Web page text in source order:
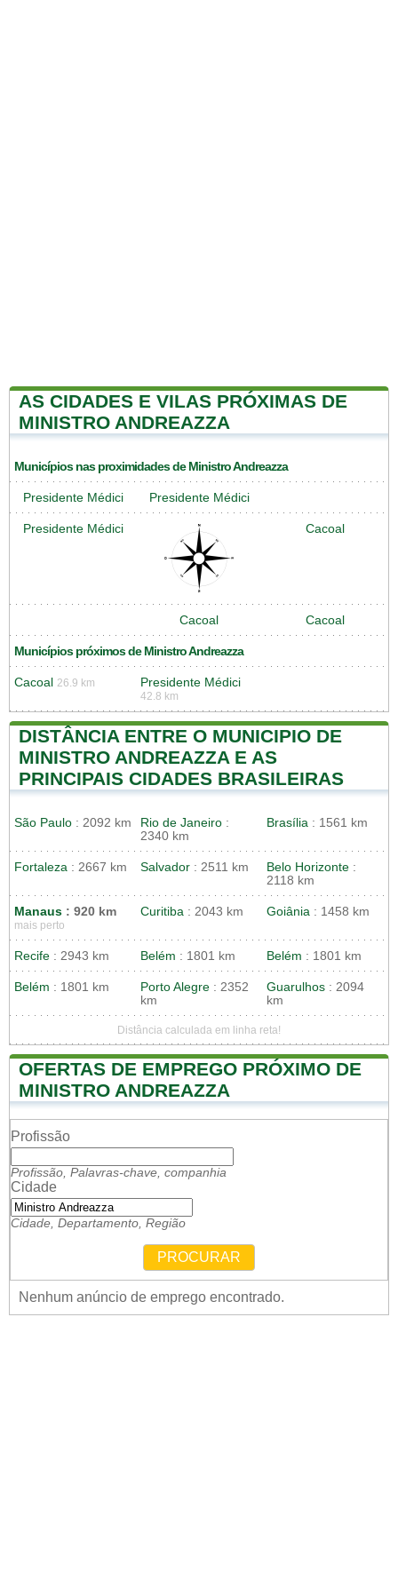
AS CIDADES E VILAS PRÓXIMAS DE
MINISTRO ANDREAZZA
Municípios nas proximidades de Ministro Andreazza
Presidente Médici Presidente Médici
Presidente Médici Cacoal
Cacoal Cacoal
Municípios próximos de Ministro Andreazza
Cacoal 26.9 km Presidente Médici
42.8 km
DISTÂNCIA ENTRE O MUNICIPIO DE
MINISTRO ANDREAZZA E AS
PRINCIPAIS CIDADES BRASILEIRAS
São Paulo : 2092 km Rio de Janeiro :
2340 km
Brasília : 1561 km
Fortaleza : 2667 km Salvador : 2511 km Belo Horizonte :
2118 km
Manaus : 920 km
mais perto
Curitiba : 2043 km Goiânia : 1458 km
Recife : 2943 km Belém : 1801 km Belém : 1801 km
Belém : 1801 km Porto Alegre : 2352
km
Guarulhos : 2094
km
Distância calculada em linha reta!
OFERTAS DE EMPREGO PRÓXIMO DE
MINISTRO ANDREAZZA
Profissão
Profissão, Palavras-chave, companhia
Cidade
Cidade, Departamento, Região
PROCURAR
Nenhum anúncio de emprego encontrado.